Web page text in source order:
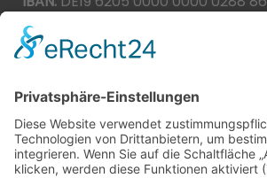
BIC:
Spende direkt via PayPal
JETZT SPENDEN